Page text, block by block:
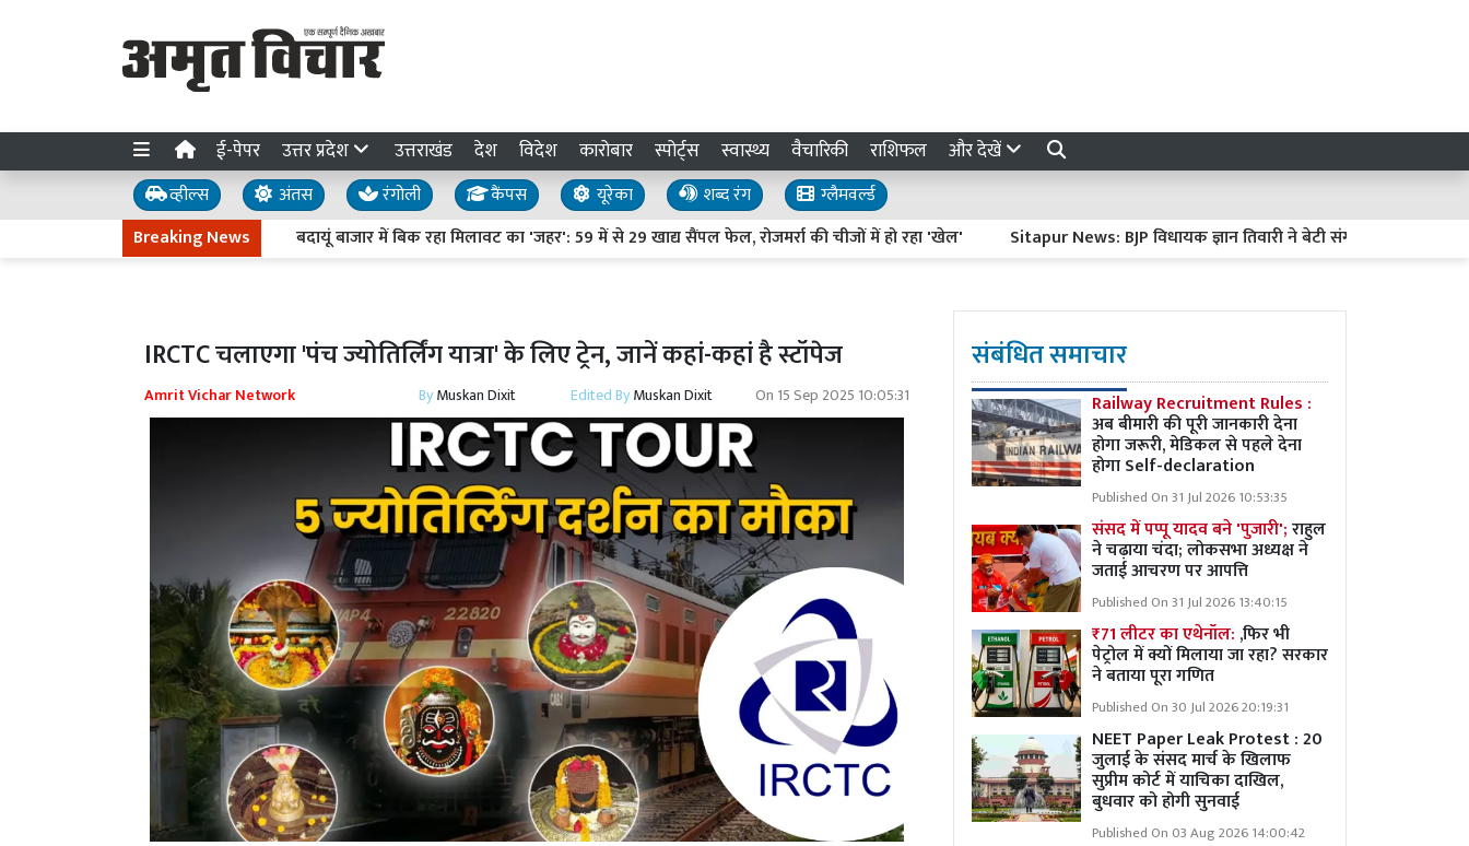
ई-पेपर उत्तर प्रदेश उत्तराखंड देश विदेश कारोबार स्पोर्ट्स स्वास्थ्य वैचारिकी राशिफल और देखें
व्हील्स अंतस रंगोली कैंपस यूरेका शब्द रंग
ग्लैमवर्ल्ड
Breaking News बदायूं बाजार में बिक रहा मिलावट का 'जहर': 59 में से 29 खाद्य सैंपल फेल, रोजमर्रा की चीजों में हो रहा 'खेल' Sitapur News: BJP विधायक ज्ञान तिवारी ने बेटी संग जारी किया भावुक
IRCTC चलाएगा 'पंच ज्योतिर्लिंग यात्रा' के लिए ट्रेन, जानें कहां-कहां है स्टॉपेज
Amrit Vichar Network ByMuskan Dixit Edited ByMuskan Dixit On 15 Sep 2025 10:05:31
संबंधित समाचार
Railway Recruitment Rules :
अब बीमारी की पूरी जानकारी देना
होगा जरूरी, मेडिकल से पहले देना
होगा Self-declaration
Published On 31 Jul 2026 10:53:35
संसद में पप्पू यादव बने 'पुजारी';राहुल
ने चढ़ाया चंदा; लोकसभा अध्यक्ष ने
जताई आचरण पर आपत्ति
Published On 31 Jul 2026 13:40:15
₹71 लीटर का एथेनॉल: ,फिर भी
पेट्रोल में क्यों मिलाया जा रहा? सरकार
ने बताया पूरा गणित
Published On 30 Jul 2026 20:19:31
NEET Paper Leak Protest : 20
जुलाई के संसद मार्च के खिलाफ
सुप्रीम कोर्ट में याचिका दाखिल,
बुधवार को होगी सुनवाई
Published On 03 Aug 2026 14:00:42